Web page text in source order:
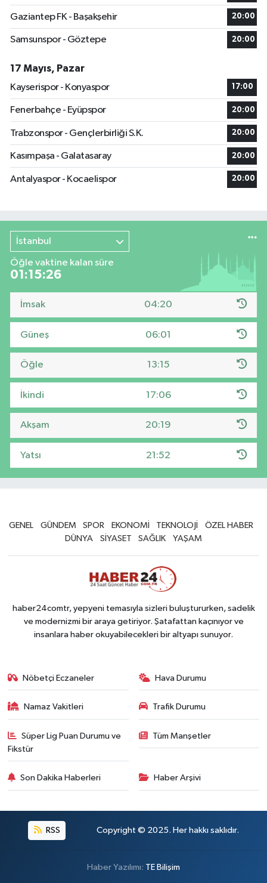
Gaziantep FK - Başakşehir 20:00
Samsunspor - Göztepe 20:00
17 Mayıs, Pazar
Kayserispor - Konyaspor
17:00
Fenerbahçe - Eyüpspor 20:00
Trabzonspor - Gençlerbirliği S.K. 20:00
Kasımpaşa - Galatasaray 20:00
Antalyaspor - Kocaelispor 20:00
İstanbul
Öğle vaktine kalan süre
01:15:25
İmsak 04:20
Güneş 06:01
Öğle 13:15
İkindi 17:06
Akşam 20:19
Yatsı 21:52
GENEL GÜNDEM SPOR EKONOMİ TEKNOLOJİ
ÖZEL HABER
DÜNYA
SİYASET SAĞLIK YAŞAM
haber24comtr, yepyeni temasıyla sizleri buluştururken, sadelik
ve modernizmi bir araya getiriyor. Şatafattan kaçınıyor ve
insanlara haber okuyabilecekleri bir altyapı sunuyor.
Nöbetçi Eczaneler Hava Durumu
Namaz Vakitleri Trafik Durumu
Süper Lig Puan Durumu ve
Fikstür
Tüm Manşetler
Son Dakika Haberleri Haber Arşivi
RSS Copyright © 2025. Her hakkı saklıdır.
Haber Yazılımı: TE Bilişim